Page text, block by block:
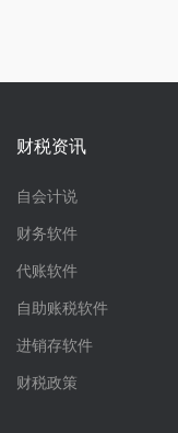
财税资讯
自会计说
财务软件
代账软件
自助账税软件
进销存软件
财税政策